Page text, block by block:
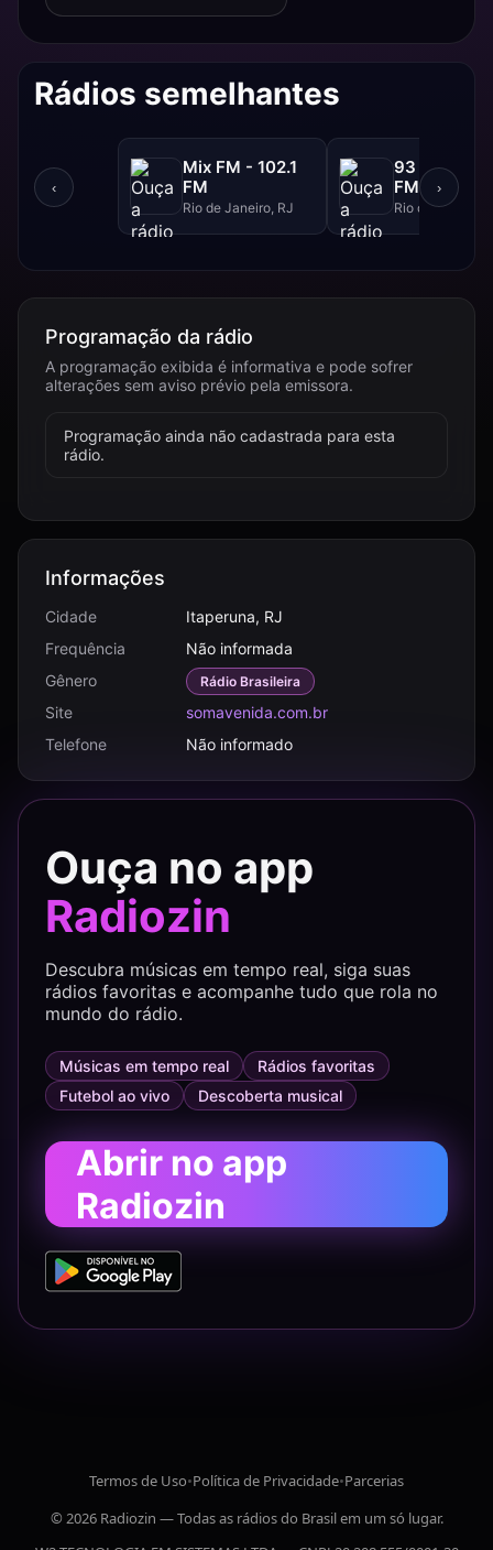
Rádios semelhantes
‹
Mix FM - 102.1
FM
Rio de Janeiro, RJ
93 FM -
FM
Rio de Janeiro,
›
Programação da rádio
A programação exibida é informativa e pode sofrer
alterações sem aviso prévio pela emissora.
Programação ainda não cadastrada para esta
rádio.
Informações
Cidade
Itaperuna, RJ
Frequência
Não informada
Gênero
Rádio Brasileira
Site
somavenida.com.br
Telefone
Não informado
Ouça no app
Radiozin
Descubra músicas em tempo real, siga suas
rádios favoritas e acompanhe tudo que rola no
mundo do rádio.
Músicas em tempo real
Rádios favoritas
Futebol ao vivo
Descoberta musical
Abrir no app
Radiozin
Termos de Uso•Política de Privacidade•Parcerias
© 2026 Radiozin — Todas as rádios do Brasil em um só lugar.